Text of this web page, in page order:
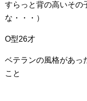
すらっと背の高いその
な・・・）
O型26才
ベテランの風格があっ
こと